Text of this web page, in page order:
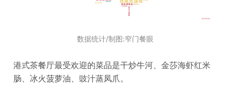
数据统计/制图:窄门餐眼
港式茶餐厅最受欢迎的菜品是干炒牛河、金莎海虾红米
肠、冰火菠萝油、豉汁蒸凤爪。